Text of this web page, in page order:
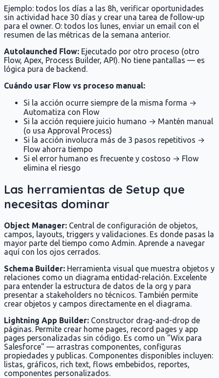
Ejemplo: todos los días a las 8h, verificar oportunidades
sin actividad hace 30 días y crear una tarea de follow-up
para el owner. O: todos los lunes, enviar un email con el
resumen de las métricas de la semana anterior.
Autolaunched Flow: Ejecutado por otro proceso (otro
Flow, Apex, Process Builder, API). No tiene pantallas — es
lógica pura de backend.
Cuándo usar Flow vs proceso manual:
Si la acción ocurre siempre de la misma forma →
Automatiza con Flow
Si la acción requiere juicio humano → Mantén manual
(o usa Approval Process)
Si la acción involucra más de 3 pasos repetitivos →
Flow ahorra tiempo
Si el error humano es frecuente y costoso → Flow
elimina el riesgo
Las herramientas de Setup que
necesitas dominar
Object Manager: Central de configuración de objetos,
campos, layouts, triggers y validaciones. Es donde pasas la
mayor parte del tiempo como Admin. Aprende a navegar
aquí con los ojos cerrados.
Schema Builder: Herramienta visual que muestra objetos y
relaciones como un diagrama entidad-relación. Excelente
para entender la estructura de datos de la org y para
presentar a stakeholders no técnicos. También permite
crear objetos y campos directamente en el diagrama.
Lightning App Builder: Constructor drag-and-drop de
páginas. Permite crear home pages, record pages y app
pages personalizadas sin código. Es como un "Wix para
Salesforce" — arrastras componentes, configuras
propiedades y publicas. Componentes disponibles incluyen:
listas, gráficos, rich text, flows embebidos, reportes,
componentes personalizados.